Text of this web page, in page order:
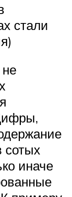
стали
сотых
иначе